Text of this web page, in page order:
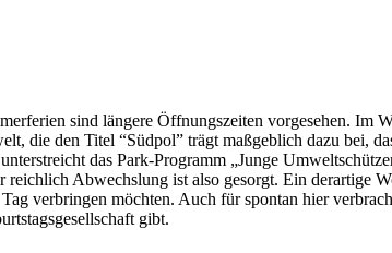
sind längere Öffnungszeiten vorgesehen. Im
die den Titel “Südpol” trägt maßgeblich dazu bei,
das Park-Programm „Junge
Abwechslung ist also gesorgt. Ein derartige
verbringen möchten. Auch für spontan hier
gibt.